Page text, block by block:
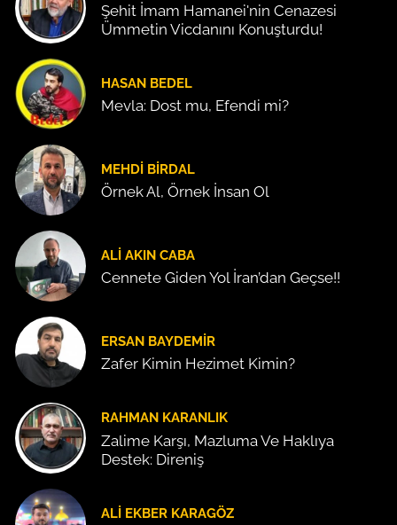
Şehit İmam Hamanei'nin Cenazesi
Ümmetin Vicdanını Konuşturdu!
HASAN BEDEL
Mevla: Dost mu, Efendi mi?
MEHDI BIRDAL
Örnek Al, Örnek İnsan Ol
ALI AKIN CABA
Cennete Giden Yol İran’dan Geçse!!
ERSAN BAYDEMIR
Zafer Kimin Hezimet Kimin?
RAHMAN KARANLIK
Zalime Karşı, Mazluma Ve Haklıya
Destek: Direniş
ALI EKBER KARAGÖZ